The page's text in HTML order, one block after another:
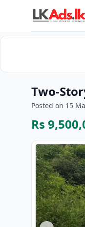
Two-
Posted on 15
Rs